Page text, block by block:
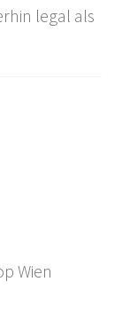
legal als
Wien